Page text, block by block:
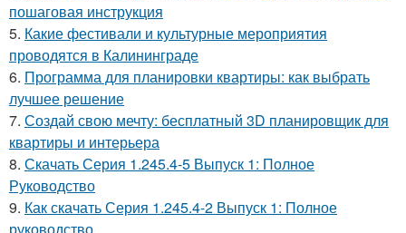
пошаговая инструкция
5. Какие фестивали и культурные мероприятия
проводятся в Калининграде
6. Программа для планировки квартиры: как выбрать
лучшее решение
7. Создай свою мечту: бесплатный 3D планировщик для
квартиры и интерьера
8. Скачать Серия 1.245.4-5 Выпуск 1: Полное
Руководство
9. Как скачать Серия 1.245.4-2 Выпуск 1: Полное